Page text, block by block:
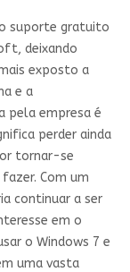
o suporte gratuito
deixando
exposto a
e a
pela empresa é
perder ainda
tornar-se
Com um
continuar a ser
em o
o Windows 7 e
uma vasta